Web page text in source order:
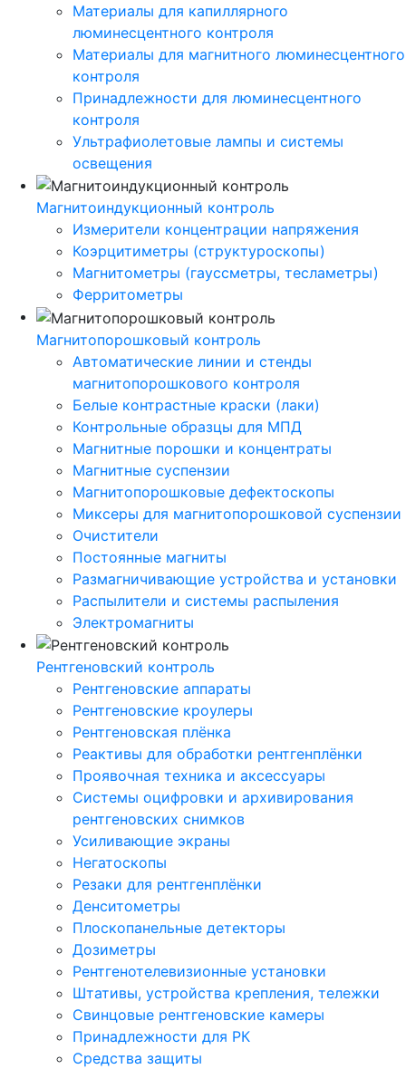
Материалы для капиллярного
люминесцентного контроля
Материалы для магнитного люминесцентного
контроля
Принадлежности для люминесцентного
контроля
Ультрафиолетовые лампы и системы
освещения
Магнитоиндукционный контроль
Измерители концентрации напряжения
Коэрцитиметры (структуроскопы)
Магнитометры (гауссметры, тесламетры)
Ферритометры
Магнитопорошковый контроль
Автоматические линии и стенды
магнитопорошкового контроля
Белые контрастные краски (лаки)
Контрольные образцы для МПД
Магнитные порошки и концентраты
Магнитные суспензии
Магнитопорошковые дефектоскопы
Миксеры для магнитопорошковой суспензии
Очистители
Постоянные магниты
Размагничивающие устройства и установки
Распылители и системы распыления
Электромагниты
Рентгеновский контроль
Рентгеновские аппараты
Рентгеновские кроулеры
Рентгеновская плёнка
Реактивы для обработки рентгенплёнки
Проявочная техника и аксессуары
Системы оцифровки и архивирования
рентгеновских снимков
Усиливающие экраны
Негатоскопы
Резаки для рентгенплёнки
Денситометры
Плоскопанельные детекторы
Дозиметры
Рентгенотелевизионные установки
Штативы, устройства крепления, тележки
Свинцовые рентгеновские камеры
Принадлежности для РК
Средства защиты